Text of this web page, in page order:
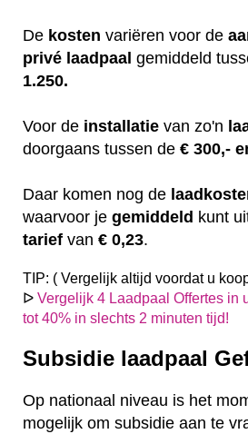
De kosten variëren voor de
privé laadpaal gemiddeld
1.250.
Voor de installatie van zo'n
doorgaans tussen de € 300,-
Daar komen nog de
waarvoor je gemiddeld kunt
tarief van € 0,23.
TIP: ( Vergelijk altijd voordat u
ᐅ Vergelijk 4 Laadpaal Offertes in
tot 40% in slechts 2 minuten tijd!
Subsidie laadpaal
Op nationaal niveau is het
mogelijk om subsidie aan te